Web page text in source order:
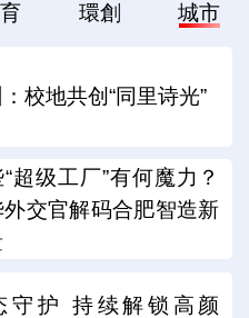
環創 城市
校地共创“同里诗光”
超级工厂”有何魔力？
交官解码合肥智造新
守护 持续解锁高颜